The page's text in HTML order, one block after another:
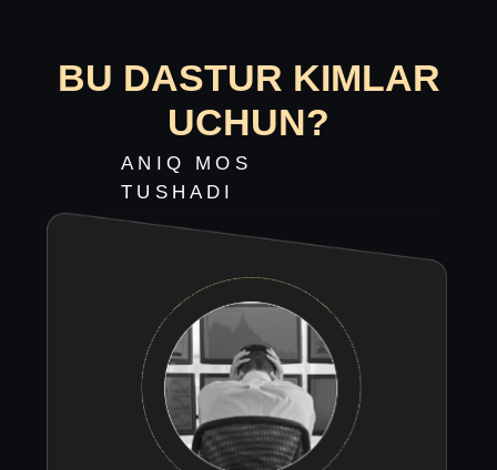
BOSHLANG’ICH
TREYDERLAR
shu sohada ketmoqchi bo’lgan
boshlang’ich treyderlar